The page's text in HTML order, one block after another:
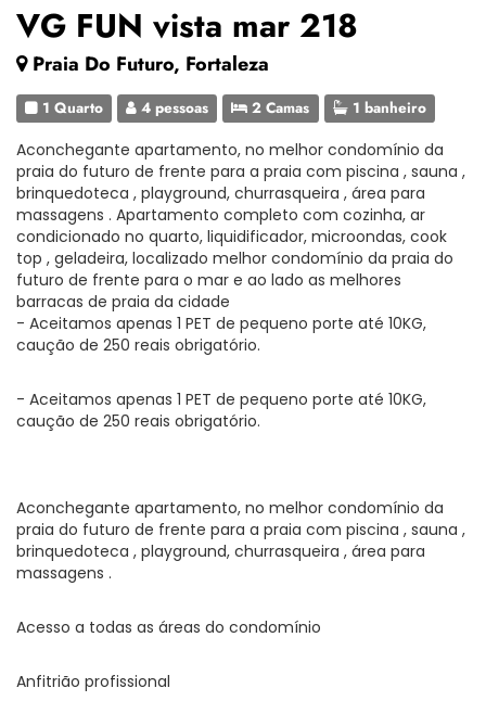
VG FUN vista mar 218
Praia Do Futuro, Fortaleza
1 Quarto 4 pessoas 2 Camas 1 banheiro
Aconchegante apartamento, no melhor condomínio da
praia do futuro de frente para a praia com piscina , sauna ,
brinquedoteca , playground, churrasqueira , área para
massagens . Apartamento completo com cozinha, ar
condicionado no quarto, liquidificador, microondas, cook
top , geladeira, localizado melhor condomínio da praia do
futuro de frente para o mar e ao lado as melhores
barracas de praia da cidade
- Aceitamos apenas 1 PET de pequeno porte até 10KG,
caução de 250 reais obrigatório.
- Aceitamos apenas 1 PET de pequeno porte até 10KG,
caução de 250 reais obrigatório.
Aconchegante apartamento, no melhor condomínio da
praia do futuro de frente para a praia com piscina , sauna ,
brinquedoteca , playground, churrasqueira , área para
massagens .
Acesso a todas as áreas do condomínio
Anfitrião profissional